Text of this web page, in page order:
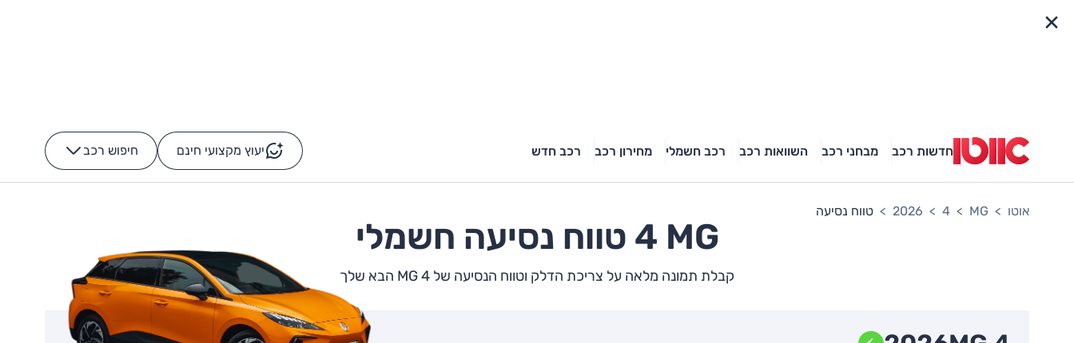
חדשות רכב מבחני רכב השוואות רכב רכב חשמלי מחירון רכב רכב חדש יעוץ מקצועי חינם חיפוש רכב -
אוטו MG
4
2026 טווח נסיעה
MG
4 טווח נסיעה חשמלי
קבלת תמונה מלאה על צריכת הדלק וטווח הנסיעה של MG 4 הבא שלך